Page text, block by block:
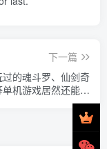
下一篇
的魂斗罗、仙剑奇
机游戏居然还能这
样赚钱